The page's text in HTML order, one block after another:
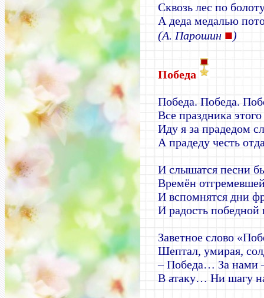
Сквозь лес по
А деда медалью
(А. Парошин ■)
Победа
Победа. Победа.
Все праздника
Иду я за прадедом
А прадеду честь
И слышатся песни
Времён
И вспомнятся дни
И радость победной
Заветное слово
Шептал, умирая,
– Победа… За нами
В атаку… Ни шагу